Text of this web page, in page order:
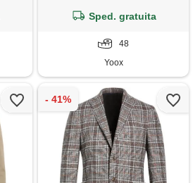
Sped. gratuita
48
Yoox